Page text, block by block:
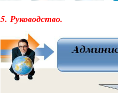
5. Руководство.